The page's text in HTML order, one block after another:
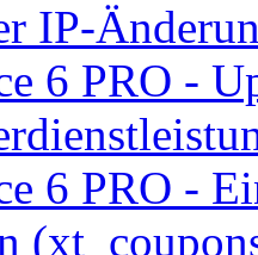
IP-
6 PRO -
6 PRO -